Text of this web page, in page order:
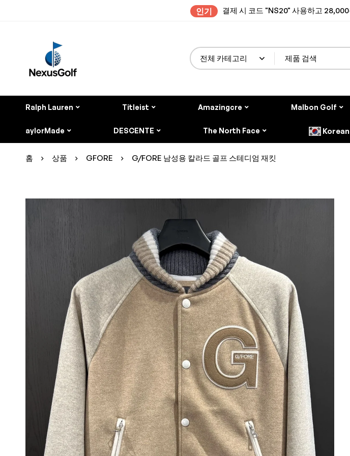
인기 결제 시 코드 "NS20" 사용하고
Ralph Lauren Titleist Amazingcre Malbon Golf
aylorMade DESCENTE The North Face Korean
홈 상품 GFORE G/FORE 남성용 칼라드 골프 스테디엄 재킷